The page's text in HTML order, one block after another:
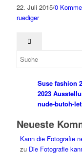
22. Juli 2015/0
ruediger
Suse fashion
2023
nude-butoh-
Neueste
Kann die Fotografie
zu Die Fotografie